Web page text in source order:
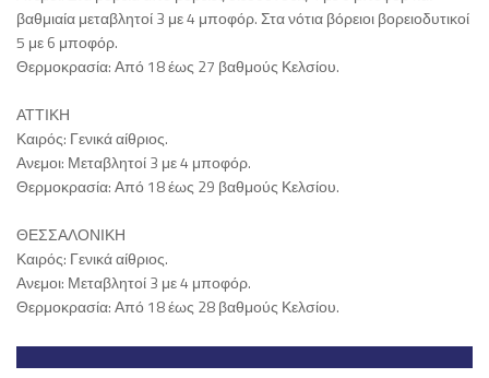
βαθμιαία μεταβλητοί 3 με 4 μποφόρ. Στα νότια βόρειοι βορειοδυτικοί
5 με 6 μποφόρ.
Θερμοκρασία: Από 18 έως 27 βαθμούς Κελσίου.
ΑΤΤΙΚΗ
Καιρός: Γενικά αίθριος.
Ανεμοι: Μεταβλητοί 3 με 4 μποφόρ.
Θερμοκρασία: Από 18 έως 29 βαθμούς Κελσίου.
ΘΕΣΣΑΛΟΝΙΚΗ
Καιρός: Γενικά αίθριος.
Ανεμοι: Μεταβλητοί 3 με 4 μποφόρ.
Θερμοκρασία: Από 18 έως 28 βαθμούς Κελσίου.